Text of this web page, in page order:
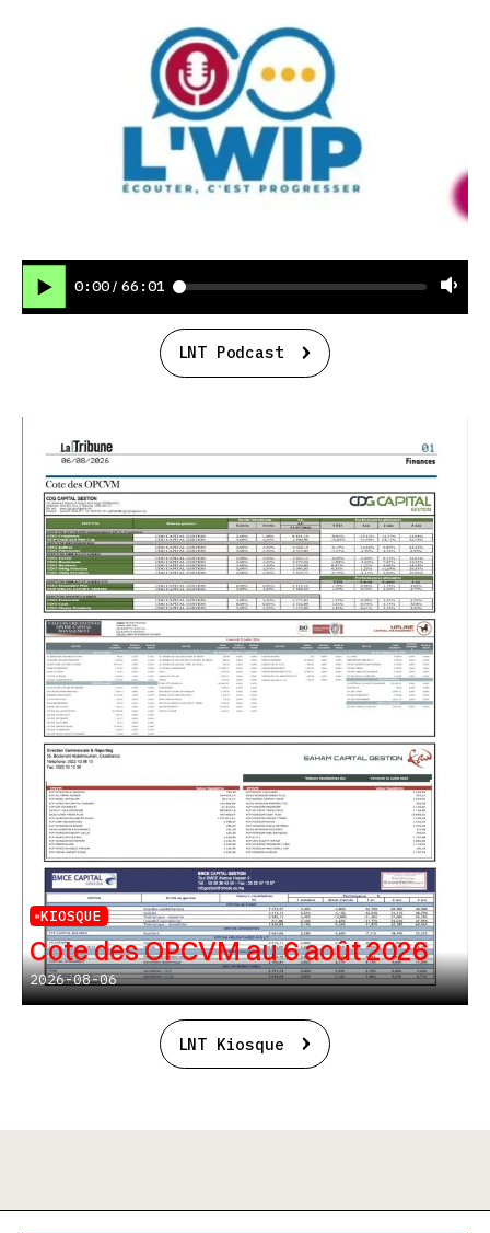
0:00 / 66:01
LNT Podcast
KIOSQUE
Cote des OPCVM au 6 août 2026
2026-08-06
LNT Kiosque